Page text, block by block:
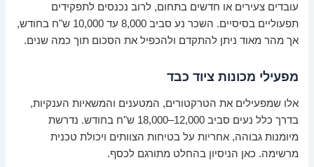
עובדים צעירים או חדשים בתחום, לרוב נכנסים לתפקידים
תפעוליים בסיסיים. השכר נע סביב 8,000 עד 10,000 ש"ח בחודש,
אך מהר מאוד ניתן להתקדם ולהכפיל את הסכום תוך כמה שנים.
מפעילי מכונות ציוד כבד
אלו שמפעילים את הטרקטורים, המטענים והמשאיות הענקיות,
בדרך כלל נעים סביב 12,000–18,000 ש"ח בחודש. נדרשת
מיומנות גבוהה, אחריות על בטיחות הצוותים ויכולת טכנית
מרשימה. כאן הניסיון בהחלט מתורגם לכסף.